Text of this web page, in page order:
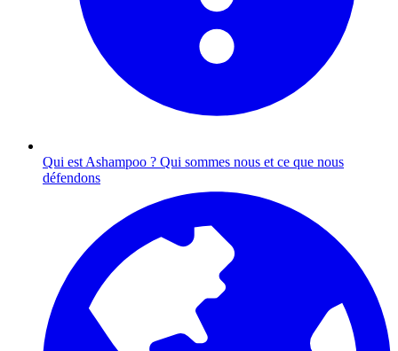
Qui est Ashampoo ? Qui sommes nous et ce que nous
défendons